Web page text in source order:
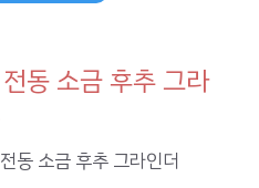
동 소금 후추 그라